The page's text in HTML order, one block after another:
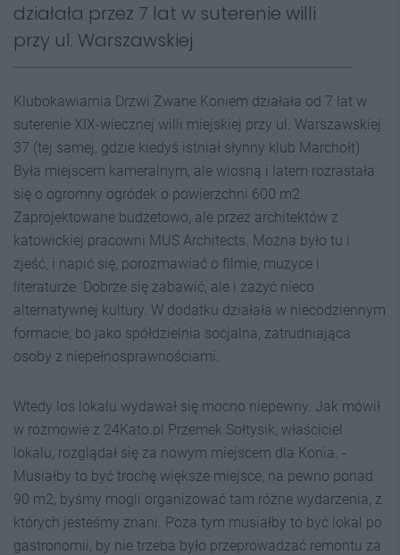
działała przez 7 lat w suterenie willi
przy ul. Warszawskiej
Klubokawiarnia Drzwi Zwane Koniem działała od 7 lat w
suterenie XIX-wiecznej willi miejskiej przy ul. Warszawskiej
37 (tej samej, gdzie kiedyś istniał słynny klub Marchołt).
Była miejscem kameralnym, ale wiosną i latem rozrastała
się o ogromny ogródek o powierzchni 600 m2.
Zaprojektowane budżetowo, ale przez architektów z
katowickiej pracowni MUS Architects. Można było tu i
zjeść, i napić się, porozmawiać o filmie, muzyce i
literaturze. Dobrze się zabawić, ale i zażyć nieco
alternatywnej kultury. W dodatku działała w niecodziennym
formacie, bo jako spółdzielnia socjalna, zatrudniająca
osoby z niepełnosprawnościami.
Wtedy los lokalu wydawał się mocno niepewny. Jak mówił
w rozmowie z 24Kato.pl Przemek Sołtysik, właściciel
lokalu, rozglądał się za nowym miejscem dla Konia. -
Musiałby to być trochę większe miejsce, na pewno ponad
90 m2, byśmy mogli organizować tam różne wydarzenia, z
których jesteśmy znani. Poza tym musiałby to być lokal po
gastronomii, by nie trzeba było przeprowadzać remontu za